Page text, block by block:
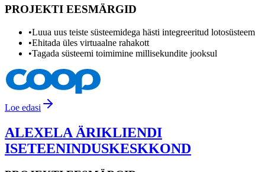
PROJEKTI EESMÄRGID
•Luua uus teiste süsteemidega hästi integreeritud lotosüsteem
•Ehitada üles virtuaalne rahakott
•Tagada süsteemi toimimine millisekundite jooksul
Loe edasi
ALEXELA ÄRIKLIENDI
ISETEENINDUSKESKKOND